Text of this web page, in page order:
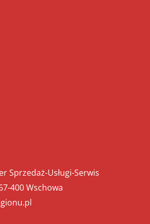
Sprzedaż-Usługi-Serwis
400 Wschowa